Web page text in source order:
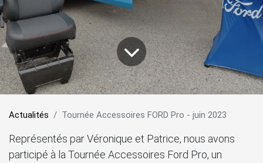
Actualités Tournée Accessoires FORD Pro - juin 2023
Représentés par Véronique et Patrice, nous avons
participé à la Tournée Accessoires Ford Pro, un